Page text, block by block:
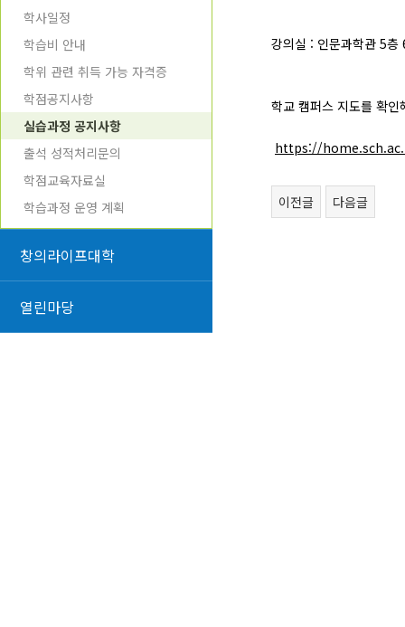
학사일정
학습비 안내
학위 관련 취득 가능 자격증
학점공지사항
실습과정 공지사항
출석 성적처리문의
학점교육자료실
학습과정 운영 계획
창의라이프대학
열린마당
강의실 : 인문과학관 5층
학교 캠퍼스 지도를 확인
https://
이전글 다음글